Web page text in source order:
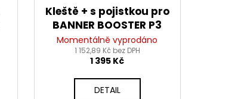
Kleště + s pojistkou pro
BANNER BOOSTER P3
PRO EVO MAX
Momentálně vyprodáno
1 152,89 Kč bez DPH
1 395 Kč
DETAIL